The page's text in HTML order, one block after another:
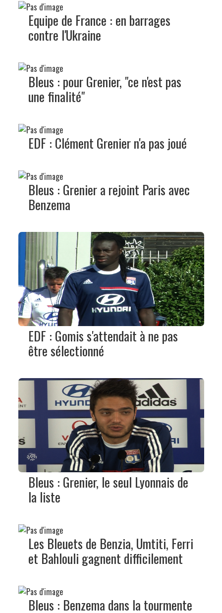
Equipe de France : en barrages
contre l'Ukraine
Bleus : pour Grenier, "ce n'est pas
une finalité"
EDF : Clément Grenier n'a pas joué
Bleus : Grenier a rejoint Paris avec
Benzema
EDF : Gomis s'attendait à ne pas
être sélectionné
Bleus : Grenier, le seul Lyonnais de
la liste
Les Bleuets de Benzia, Umtiti, Ferri
et Bahlouli gagnent difficilement
Bleus : Benzema dans la tourmente